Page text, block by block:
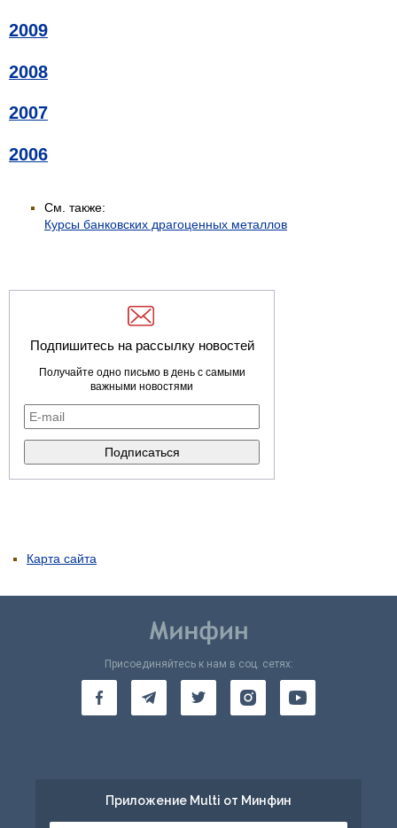
2009
2008
2007
2006
См. также:
Курсы банковских драгоценных металлов
Подпишитесь на рассылку новостей
Получайте одно письмо в день с самыми
важными новостями
Карта сайта
Присоединяйтесь к нам в соц. сетях:
Приложение Multi от Минфин